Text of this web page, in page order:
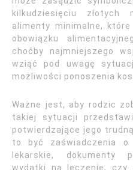
kilkudziesięciu
alimenty minimalne,
obowiązku
choćby najmniejszego
wziąć pod uwagę
możliwości ponoszenia
Ważne jest, aby rodzic
takiej sytuacji
potwierdzające jego
to być zaświadczenia o
lekarskie, dokumenty
wydatki na leczenie, czy